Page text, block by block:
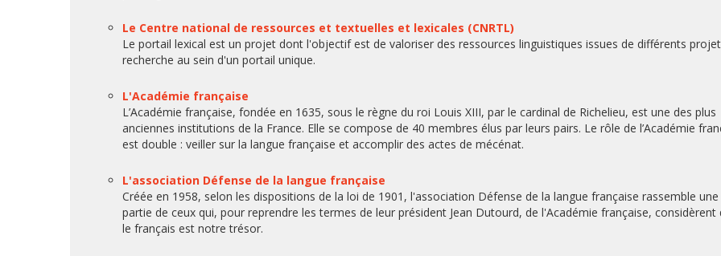
Le Centre national de ressources et textuelles et lexicales (CNRTL)
Le portail lexical est un projet dont l'objectif est de valoriser des ressources linguistiques issues de différents
recherche au sein d'un portail unique.
L'Académie française
L’Académie française, fondée en 1635, sous le règne du roi Louis XIII, par le cardinal de Richelieu, est une des plus
anciennes institutions de la France. Elle se compose de 40 membres élus par leurs pairs. Le rôle de l’Académie
est double : veiller sur la langue française et accomplir des actes de mécénat.
L'association Défense de la langue française
Créée en 1958, selon les dispositions de la loi de 1901, l'association Défense de la langue française rassemble une
partie de ceux qui, pour reprendre les termes de leur président Jean Dutourd, de l'Académie française, considèrent
le français est notre trésor.